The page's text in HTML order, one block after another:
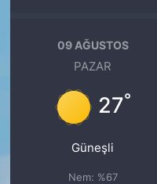
09 AĞUSTOS
PAZAR
27°
Güneşli
Nem: %67